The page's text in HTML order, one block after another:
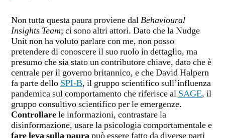
Non tutta questa paura proviene dalBehavioural
Insights Team; ci sono altri attori. Dato che la Nudge
Unit non ha voluto parlare con me, non posso
pretendere di conoscere il suo ruolo in dettaglio, ma
presumo che sia stato un contributore chiave, dato che è
centrale per il governo britannico, e che David Halpern
fa parte dello SPI-B, il gruppo scientifico sull’influenza
pandemica sul comportamento che riferisce al SAGE, il
gruppo consultivo scientifico per le emergenze.
Controllarele informazioni, contrastare la
disinformazione, usare la psicologia comportamentale e